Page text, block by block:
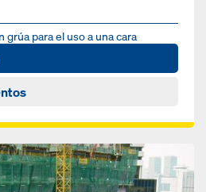
para el uso a una cara